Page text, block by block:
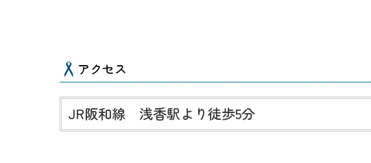
アクセス
JR阪和線 浅香駅より徒歩5分